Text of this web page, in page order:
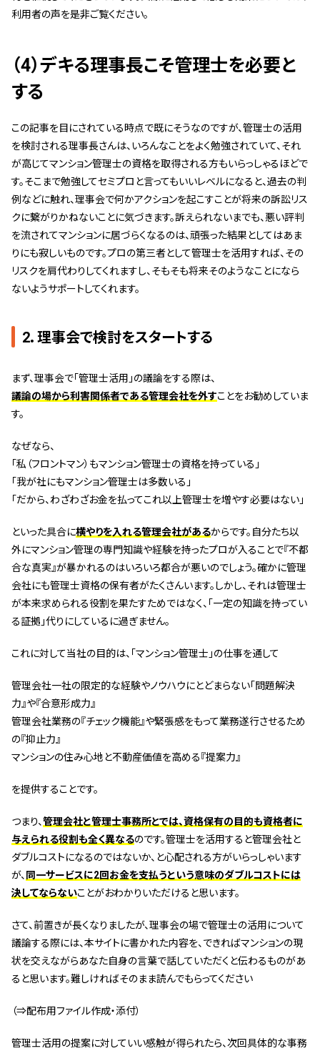
利用者の声を是非ご覧ください。
（4）デキる理事長こそ管理士を必要と
する
この記事を目にされている時点で既にそうなのですが、管理士の活用
を検討される理事長さんは、いろんなことをよく勉強されていて、それ
が高じてマンション管理士の資格を取得される方もいらっしゃるほどで
す。そこまで勉強してセミプロと言ってもいいレベルになると、過去の判
例などに触れ、理事会で何かアクションを起こすことが将来の訴訟リス
クに繋がりかねないことに気づきます。訴えられないまでも、悪い評判
を流されてマンションに居づらくなるのは、頑張った結果としてはあま
りにも寂しいものです。プロの第三者として管理士を活用すれば、その
リスクを肩代わりしてくれますし、そもそも将来そのようなことになら
ないようサポートしてくれます。
2．理事会で検討をスタートする
まず、理事会で「管理士活用」の議論をする際は、
議論の場から利害関係者である管理会社を外すことをお勧めしていま
す。
なぜなら、
「私（フロントマン）もマンション管理士の資格を持っている」
「我が社にもマンション管理士は多数いる」
「だから、わざわざお金を払ってこれ以上管理士を増やす必要はない」
といった具合に横やりを入れる管理会社があるからです。自分たち以
外にマンション管理の専門知識や経験を持ったプロが入ることで『不都
合な真実』が暴かれるのはいろいろ都合が悪いのでしょう。確かに管理
会社にも管理士資格の保有者がたくさんいます。しかし、それは管理士
が本来求められる役割を果たすためではなく、「一定の知識を持ってい
る証拠」代りにしているに過ぎません。
これに対して当社の目的は、「マンション管理士」の仕事を通して
管理会社一社の限定的な経験やノウハウにとどまらない「問題解決
力』や『合意形成力』
管理会社業務の『チェック機能』や緊張感をもって業務遂行させるため
の『抑止力』
マンションの住み心地と不動産価値を高める『提案力』
を提供することです。
つまり、管理会社と管理士事務所とでは、資格保有の目的も資格者に
与えられる役割も全く異なるのです。管理士を活用すると管理会社と
ダブルコストになるのではないか、と心配される方がいらっしゃいます
が、 同一サービスに2回お金を支払うという意味のダブルコストには
決してならないことがおわかりいただけると思います。
さて、前置きが長くなりましたが、理事会の場で管理士の活用について
議論する際には、本サイトに書かれた内容を、できればマンションの現
状を交えながらあなた自身の言葉で話していただくと伝わるものがあ
ると思います。難しければそのまま読んでもらってください
（⇒配布用ファイル作成・添付）
管理士活用の提案に対していい感触が得られたら、次回具体的な事務